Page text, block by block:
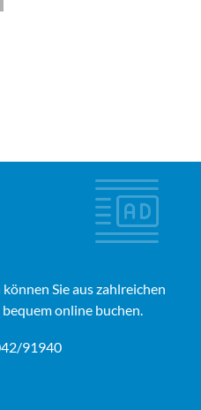
Sie aus zahlreichen
online buchen.
91940